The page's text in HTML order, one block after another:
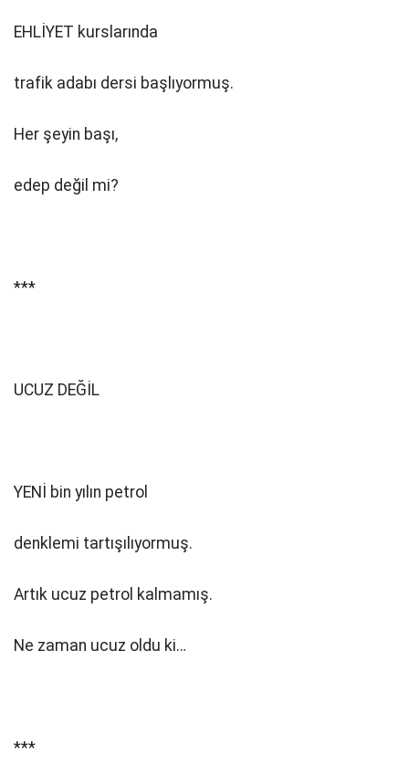
EHLİYET kurslarında
trafik adabı dersi başlıyormuş.
Her şeyin başı,
edep değil mi?
***
UCUZ DEĞİL
YENİ bin yılın petrol
denklemi tartışılıyormuş.
Artık ucuz petrol kalmamış.
Ne zaman ucuz oldu ki…
***